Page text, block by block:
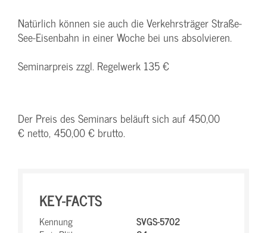
Natürlich können sie auch die Verkehrsträger Straße-
See-Eisenbahn in einer Woche bei uns absolvieren.
Seminarpreis zzgl. Regelwerk 135 €
Der Preis des Seminars beläuft sich auf 450,00
€ netto, 450,00 € brutto.
KEY-FACTS
Kennung
SVGS-5702